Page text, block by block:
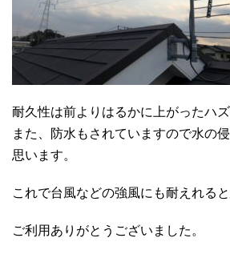
耐久性は前よりはるかに上がったハズ
また、防水もされていますので水の
思います。
これで台風などの強風にも耐えれると
ご利用ありがとうございました。